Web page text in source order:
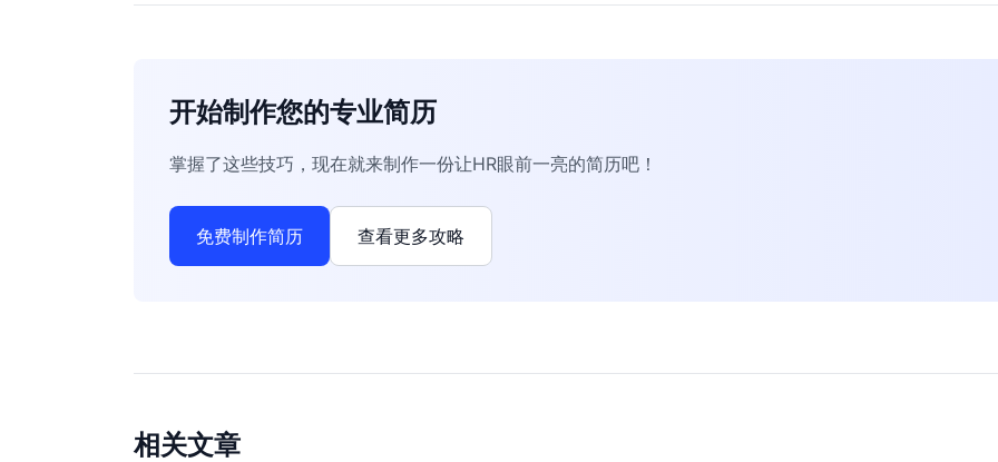
开始制作您的专业简历
掌握了这些技巧，现在就来制作一份让HR眼前一亮的简历吧！
免费制作简历 查看更多攻略
相关文章